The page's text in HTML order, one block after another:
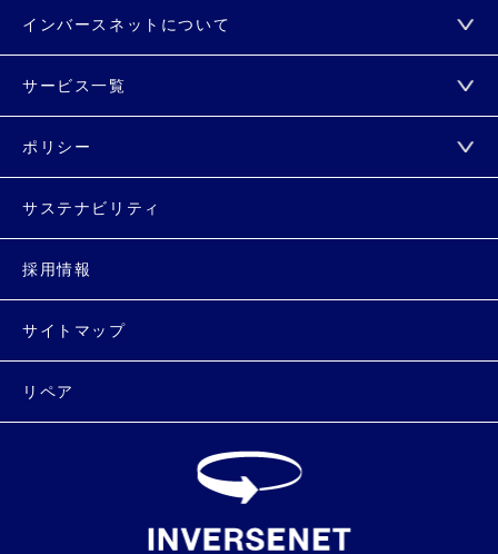
インバースネットについて
サービス一覧
ポリシー
サステナビリティ
採用情報
サイトマップ
リペア